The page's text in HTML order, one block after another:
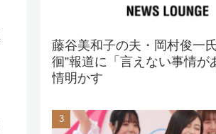
藤谷美和子の夫・岡村俊一
徊”報道に「言えない事情が
情明かす